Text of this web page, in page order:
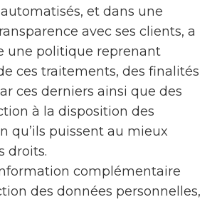
et dans une
avec ses clients, a
une politique reprenant
ces traitements, des finalités
ces derniers ainsi que des
à la disposition des
qu’ils puissent au mieux
droits.
complémentaire
des données personnelles,